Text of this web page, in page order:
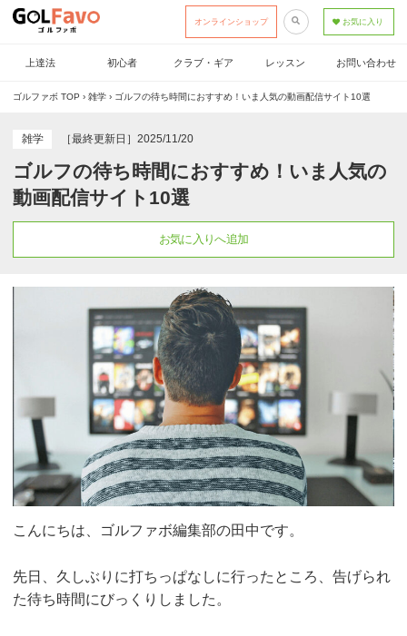
オンラインショップ お気に入り
上達法 初心者 クラブ・ギア レッスン お問い合わせ
ゴルファボ TOP › 雑学 › ゴルフの待ち時間におすすめ！いま人気の動画配信サイト10選
雑学 ［最終更新日］2025/11/20
ゴルフの待ち時間におすすめ！いま人気の
動画配信サイト10選
お気に入りへ追加
こんにちは、ゴルファボ編集部の田中です。
先日、久しぶりに打ちっぱなしに行ったところ、告げられ
た待ち時間にびっくりしました。